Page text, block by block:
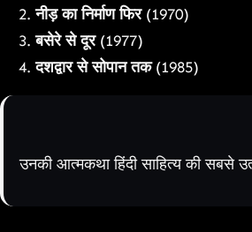
नीड़ का निर्माण फिर(1970)
बसेरे से दूर(1977)
दशद्वार से सोपान तक(1985)
उनकी आत्मकथा हिंदी साहित्य की सबसे